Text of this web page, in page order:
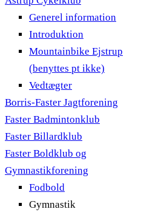
Generel information
Introduktion
Mountainbike Ejstrup
(benyttes pt ikke)
Vedtægter
Borris-Faster Jagtforening
Faster Badmintonklub
Faster Billardklub
Faster Boldklub og
Gymnastikforening
Fodbold
Gymnastik